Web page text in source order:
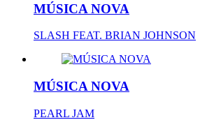
MÚSICA NOVA
SLASH FEAT. BRIAN JOHNSON
MÚSICA NOVA
PEARL JAM